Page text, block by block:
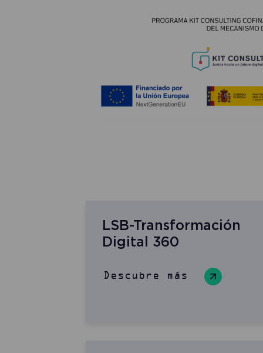
LSB-Transformación
Digital 360
Descubre más